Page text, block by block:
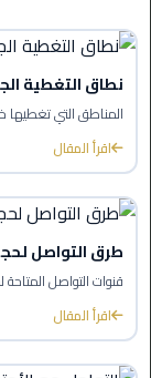
ليموزين
ليموزين
بنها
ليموزين
العبور
ليموزين
6
اكتوبر
نطاق التغطية
المناطق التي تغطيها
اقرأ المقال
طرق التواصل
قنوات التواصل
اقرأ المقال